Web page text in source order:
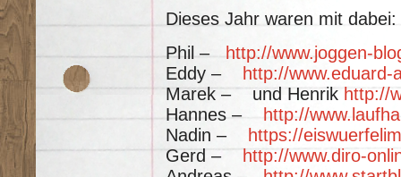
Dieses Jahr waren mit dabei:
Phil – http://www.joggen-
Eddy – http://www.eduard-
Marek – und Henrik http://
Hannes – http://
Nadin – https://
Gerd – http://www.diro-